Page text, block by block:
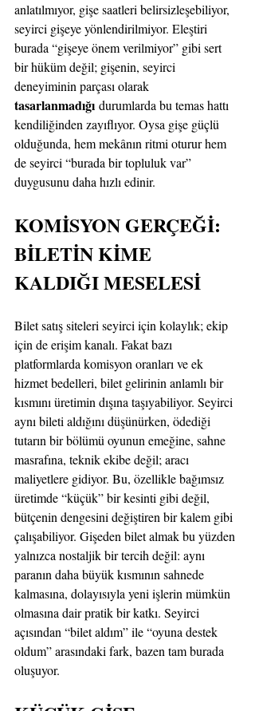
anlatılmıyor, gişe saatleri belirsizleşebiliyor,
seyirci gişeye yönlendirilmiyor. Eleştiri
burada “gişeye önem verilmiyor” gibi sert
bir hüküm değil; gişenin, seyirci
deneyiminin parçası olarak
tasarlanmadığı durumlarda bu temas hattı
kendiliğinden zayıflıyor. Oysa gişe güçlü
olduğunda, hem mekânın ritmi oturur hem
de seyirci “burada bir topluluk var”
duygusunu daha hızlı edinir.
KOMİSYON GERÇEĞİ:
BİLETİN KİME
KALDIĞI MESELESİ
Bilet satış siteleri seyirci için kolaylık; ekip
için de erişim kanalı. Fakat bazı
platformlarda komisyon oranları ve ek
hizmet bedelleri, bilet gelirinin anlamlı bir
kısmını üretimin dışına taşıyabiliyor. Seyirci
aynı bileti aldığını düşünürken, ödediği
tutarın bir bölümü oyunun emeğine, sahne
masrafına, teknik ekibe değil; aracı
maliyetlere gidiyor. Bu, özellikle bağımsız
üretimde “küçük” bir kesinti gibi değil,
bütçenin dengesini değiştiren bir kalem gibi
çalışabiliyor. Gişeden bilet almak bu yüzden
yalnızca nostaljik bir tercih değil: aynı
paranın daha büyük kısmının sahnede
kalmasına, dolayısıyla yeni işlerin mümkün
olmasına dair pratik bir katkı. Seyirci
açısından “bilet aldım” ile “oyuna destek
oldum” arasındaki fark, bazen tam burada
oluşuyor.